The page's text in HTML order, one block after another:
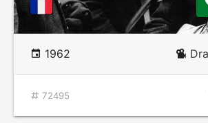
1962
72495